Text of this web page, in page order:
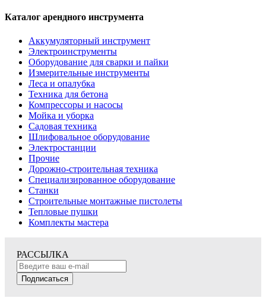
Каталог арендного инструмента
Аккумуляторный инструмент
Электроинструменты
Оборудование для сварки и пайки
Измерительные инструменты
Леса и опалубка
Техника для бетона
Компрессоры и насосы
Мойка и уборка
Садовая техника
Шлифовальное оборудование
Электростанции
Прочие
Дорожно-строительная техника
Специализированное оборудование
Станки
Строительные монтажные пистолеты
Тепловые пушки
Комплекты мастера
РАССЫЛКА
Подписаться